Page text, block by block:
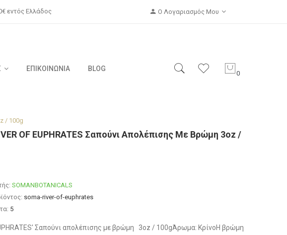
εντός Ελλάδος Ο Λογαριασμός Μου
ΕΠΙΚΟΙΝΩΝΙΑ BLOG
0
/ 100g
OF EUPHRATES Σαπούνι Απολέπισης Με Βρώμη 3oz /
SOMANBOTANICALS
soma-river-of-euphrates
5
Σαπούνι απολέπισης με βρώμη 3oz / 100gΆρωμα: ΚρίνοΗ βρώμη